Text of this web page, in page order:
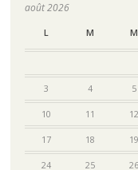
août 2026
L M M
3 4 5
10 11 12
17 18 19
24 25 26